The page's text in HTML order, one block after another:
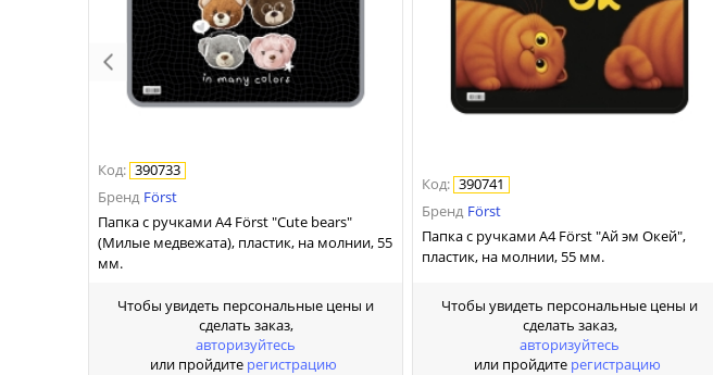
Код: 390733
Бренд Först
Папка с ручками А4 Först "Cute bears"
(Милые медвежата), пластик, на молнии, 55
мм.
Чтобы увидеть персональные цены и
сделать заказ,
авторизуйтесь
или пройдите регистрацию
Код: 390741
Бренд Först
Папка с ручками А4 Först "Ай эм Окей",
пластик, на молнии, 55 мм.
Чтобы увидеть персональные цены и
сделать заказ,
авторизуйтесь
или пройдите регистрацию